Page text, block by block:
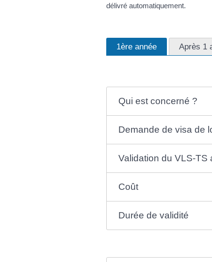
délivré automatiquement.
1ère année Après 1
Qui est concerné ?
Demande de visa de
Validation du VLS-TS
Coût
Durée de validité